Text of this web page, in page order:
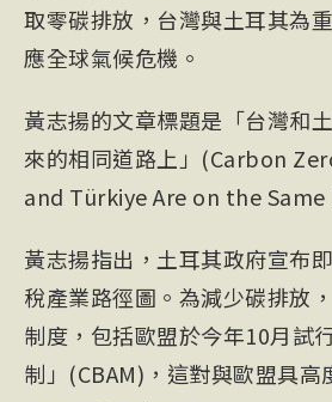
取零碳排放，台灣與土耳其為
應全球氣候危機。
黃志揚的文章標題是「台灣和
來的相同道路上」(Carbon
and Türkiye Are on the Same
黃志揚指出，土耳其政府宣布
稅產業路徑圖。為減少碳排放
制度，包括歐盟於今年10月試
制」(CBAM)，這對與歐盟具高